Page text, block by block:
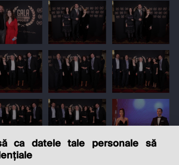
ca datele tale personale să